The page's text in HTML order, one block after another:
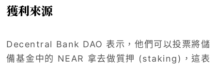
獲利來源
Decentral Bank DAO 表示，他們可以投票將儲
備基金中的 NEAR 拿去做質押 (staking)，這表